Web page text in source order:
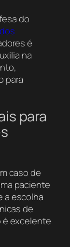
do
é
na
para
para
caso de
paciente
a escolha
de
é excelente